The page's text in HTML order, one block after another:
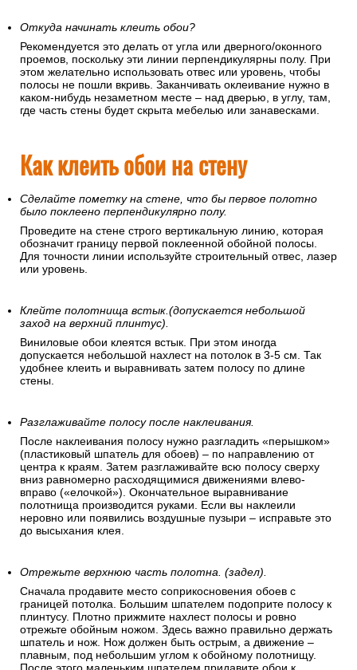
Клей наносится и на поверхность стены, и на само
полотнище. Перед поклейкой расстелите обои на полу.
Обои на бумажной основе тщательно смажьте клеем и
сложите пополам для пропитки. Спустя некоторое время
(точная цифра указана в инструкции) их можно клеить.
Откуда начинать клеить обои?
этом желательно использовать отвес или уровень, чтобы
полосы не пошли вкривь. Заканчивать оклеивание нужно в
где часть стены будет скрыта мебелью или занавесками.
Как клеить обои на стену
Проведите на стене строго вертикальную линию, которая
обозначит границу первой поклеенной обойной полосы.
Для точности линии используйте строительный отвес, лазер
или уровень.
Виниловые обои клеятся встык. При этом иногда
допускается небольшой нахлест на потолок в 3-5 см. Так
удобнее клеить и выравнивать затем полосу по длине
стены.
Разглаживайте полосу после наклеивания.
После наклеивания полосу нужно разгладить «перышком»
(пластиковый шпатель для обоев) – по направлению от
вниз равномерно расходящимися движениями влево-
вправо («елочкой»). Окончательное выравнивание
полотнища производится руками. Если вы наклеили
неровно или появились воздушные пузыри – исправьте это
до высыхания клея.
Отрежьте верхнюю часть полотна. (задел).